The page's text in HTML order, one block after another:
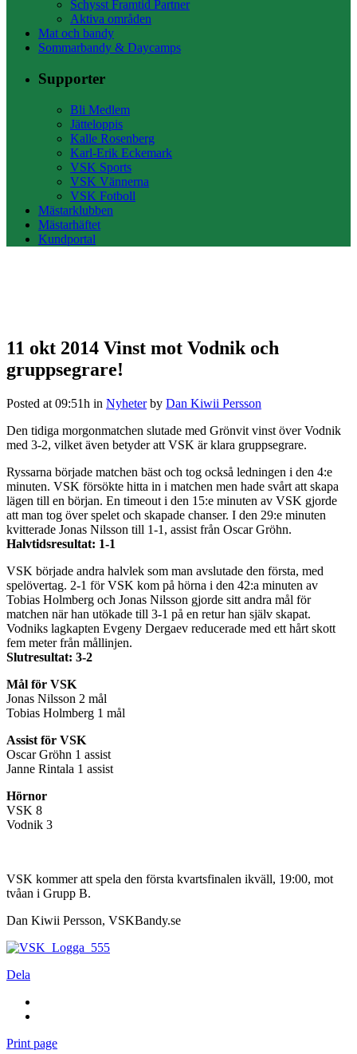
Schysst Framtid Partner
Aktiva områden
Mat och bandy
Sommarbandy & Daycamps
Supporter
Bli Medlem
Jätteloppis
Kalle Rosenberg
Karl-Erik Eckemark
VSK Sports
VSK Vännerna
VSK Fotboll
Mästarklubben
Mästarhäftet
Kundportal
11 okt 2014 Vinst mot Vodnik och
gruppsegrare!
Posted at 09:51h in Nyheter by Dan Kiwii Persson
Den tidiga morgonmatchen slutade med Grönvit vinst över Vodnik
med 3-2, vilket även betyder att VSK är klara gruppsegrare.
Ryssarna började matchen bäst och tog också ledningen i den 4:e
minuten. VSK försökte hitta in i matchen men hade svårt att skapa
lägen till en början. En timeout i den 15:e minuten av VSK gjorde
att man tog över spelet och skapade chanser. I den 29:e minuten
kvitterade Jonas Nilsson till 1-1, assist från Oscar Gröhn.
Halvtidsresultat: 1-1
VSK började andra halvlek som man avslutade den första, med
spelövertag. 2-1 för VSK kom på hörna i den 42:a minuten av
Tobias Holmberg och Jonas Nilsson gjorde sitt andra mål för
matchen när han utökade till 3-1 på en retur han själv skapat.
Vodniks lagkapten Evgeny Dergaev reducerade med ett hårt skott
fem meter från mållinjen.
Slutresultat: 3-2
Mål för VSK
Jonas Nilsson 2 mål
Tobias Holmberg 1 mål
Assist för VSK
Oscar Gröhn 1 assist
Janne Rintala 1 assist
Hörnor
VSK 8
Vodnik 3
VSK kommer att spela den första kvartsfinalen ikväll, 19:00, mot
tvåan i Grupp B.
Dan Kiwii Persson, VSKBandy.se
Dela
Print page